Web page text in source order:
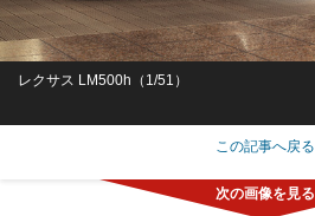
レクサス LM500h（1/51）
この記事へ戻る